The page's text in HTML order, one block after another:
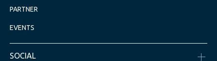
PARTNER
EVENTS
SOCIAL